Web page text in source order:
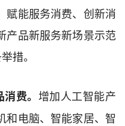
赋能服务消费、创新消
产品新服务新场景示范
措。
费。 增加人工智能产
和电脑、智能家居、智